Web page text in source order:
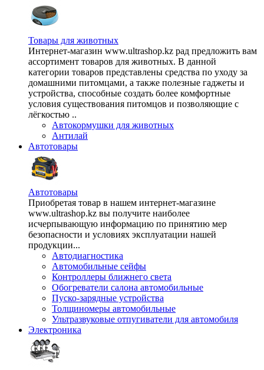
Товары для животных
Интернет-магазин www.ultrashop.kz рад предложить вам
ассортимент товаров для животных. В данной
категории товаров представлены средства по уходу за
домашними питомцами, а также полезные гаджеты и
устройства, способные создать более комфортные
условия существования питомцов и позволяющие с
лёгкостью ..
Автокормушки для животных
Антилай
Автотовары
Автотовары
Приобретая товар в нашем интернет-магазине
www.ultrashop.kz вы получите наиболее
исчерпывающую информацию по принятию мер
безопасности и условиях эксплуатации нашей
продукции...
Автодиагностика
Автомобильные сейфы
Контроллеры ближнего света
Обогреватели салона автомобильные
Пуско-зарядные устройства
Толщиномеры автомобильные
Ультразвуковые отпугиватели для автомобиля
Электроника